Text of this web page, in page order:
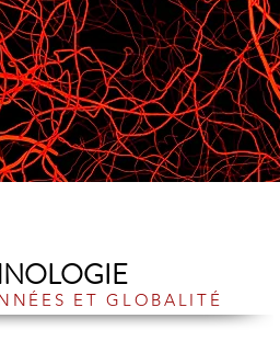
ET GLOBALITÉ